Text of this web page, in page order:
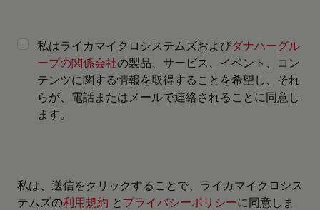
私はライカマイクロシステムズおよびダナハーグル
ープの関係会社の製品、サービス、イベント、コン
テンツに関する情報を取得することを希望し、それ
らが、電話またはメールで連絡されることに同意し
ます。
私は、送信をクリックすることで、ライカマイクロシス
テムズの利用規約 と プライバシーポリシーに同意しま